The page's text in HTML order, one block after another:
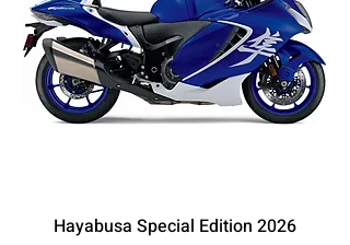
Hayabusa Special Edition 2026